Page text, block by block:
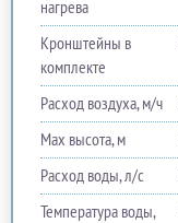
нагрева
Кронштейны в
комплекте
Расход воздуха, м/ч
Max высота, м
Расход воды, л/с
Температура воды,